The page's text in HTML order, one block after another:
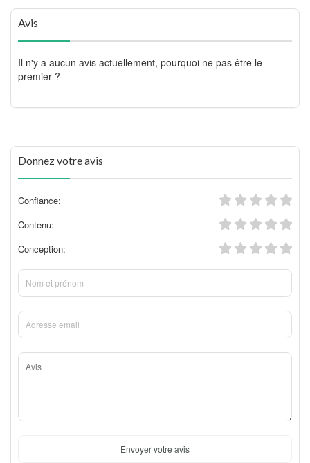
Avis
Il n'y a aucun avis actuellement, pourquoi ne pas être le
premier ?
Donnez votre avis
Confiance:
Contenu:
Conception:
Envoyer votre avis